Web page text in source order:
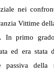
nei
Vittime
In primo
ed era stata
passiva della